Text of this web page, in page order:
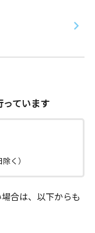
っています
く）
合は、以下からも